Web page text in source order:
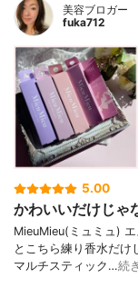
美容ブロガー
fuka712
5.00
かわいいだけじゃ
MieuMieu(ミュミュ)
とこちら練り香水⁡だけ
マルチスティック…続